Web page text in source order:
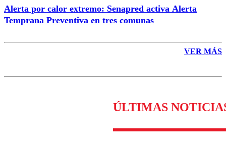
Alerta por calor extremo: Senapred activa Alerta
Temprana Preventiva en tres comunas
VER MÁS
ÚLTIMAS